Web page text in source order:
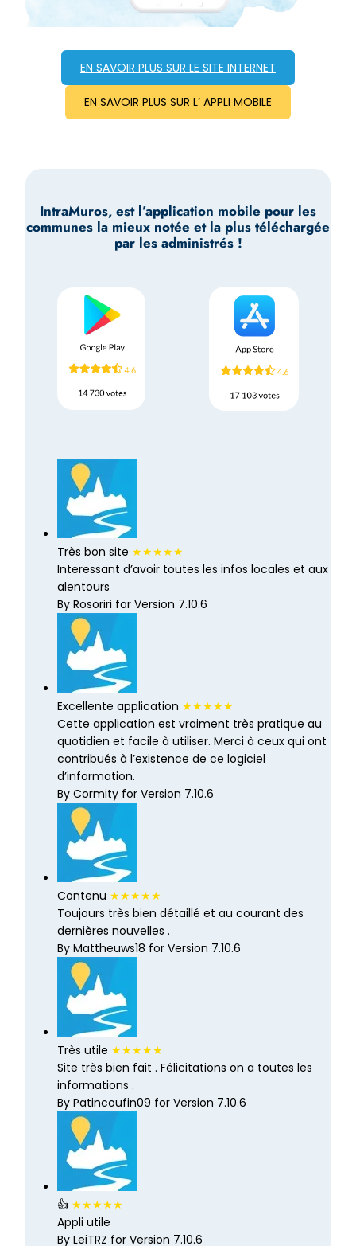
EN SAVOIR PLUS SUR LE SITE INTERNET
EN SAVOIR PLUS SUR L’ APPLI MOBILE
IntraMuros, est l’application mobile pour les
communes la mieux notée et la plus téléchargée
par les administrés !
Très bon site ★★★★★
Interessant d’avoir toutes les infos locales et aux
alentours
By Rosoriri for Version 7.10.6
Excellente application ★★★★★
Cette application est vraiment très pratique au
quotidien et facile à utiliser. Merci à ceux qui ont
contribués à l’existence de ce logiciel
d’information.
By Cormity for Version 7.10.6
Contenu ★★★★★
Toujours très bien détaillé et au courant des
dernières nouvelles .
By Mattheuws18 for Version 7.10.6
Très utile ★★★★★
Site très bien fait . Félicitations on a toutes les
informations .
By Patincoufin09 for Version 7.10.6
👍 ★★★★★
Appli utile
By LeiTRZ for Version 7.10.6